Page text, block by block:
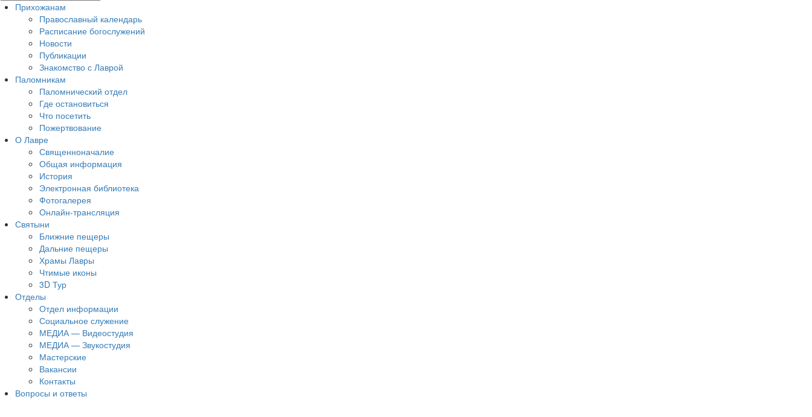
Прихожанам
Православный календарь
Расписание богослужений
Новости
Публикации
Знакомство с Лаврой
Паломникам
Паломнический отдел
Где остановиться
Что посетить
Пожертвование
О Лавре
Священноначалие
Общая информация
История
Электронная библиотека
Фотогалерея
Онлайн-трансляция
Святыни
Ближние пещеры
Дальние пещеры
Храмы Лавры
Чтимые иконы
3D Тур
Отделы
Отдел информации
Социальное служение
МЕДИА — Видеостудия
МЕДИА — Звукостудия
Мастерские
Вакансии
Контакты
Вопросы и ответы